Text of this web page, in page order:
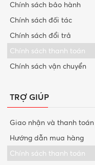
Chính sách bảo hành
Chính sách đối tác
Chính sách đổi trả
Chính sách thanh toán
Chính sách vận chuyển
TRỢ GIÚP
Giao nhận và thanh toán
Hướng dẫn mua hàng
Chính sách thanh toán